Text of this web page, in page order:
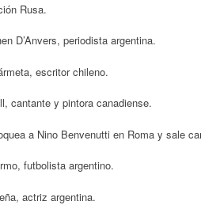
Rusa.
D’Anvers, periodista argentina.
escritor chileno.
cantante y pintora canadiense.
a Nino Benvenutti en Roma y sale
futbolista argentino.
actriz argentina.